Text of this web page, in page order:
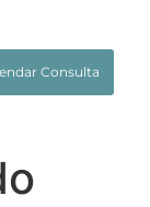
Consulta